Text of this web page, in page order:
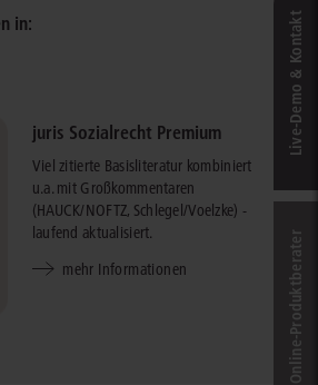
in:
juris Sozialrecht Premium
Viel zitierte Basisliteratur kombiniert
u.a. mit Großkommentaren
(HAUCK/NOFTZ, Schlegel/Voelzke) -
laufend aktualisiert.
mehr Informationen
Live‑Demo & Kontakt
Online-Produkt­berater